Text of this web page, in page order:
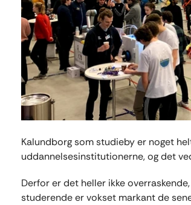
Kalundborg som studieby er noget
uddannelsesinstitutionerne, og det
Derfor er det heller ikke
studerende er vokset markant de